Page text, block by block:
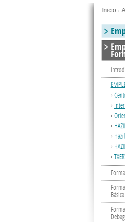
You
Inicio
Básica